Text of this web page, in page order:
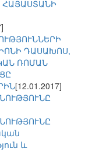
ԴԱՍԱԽՈՍ,
ՌՈՄԱՆ
[12.01.2017]
և